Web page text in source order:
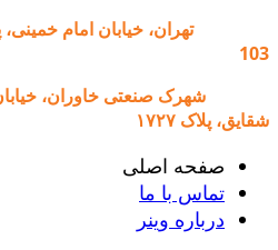
تهران، خیابان امام خمینی،
103
شهرک صنعتی خاوران،
شقایق، پلاک ۱۷۲۷
صفحه اصلی
تماس با ما
درباره وینر